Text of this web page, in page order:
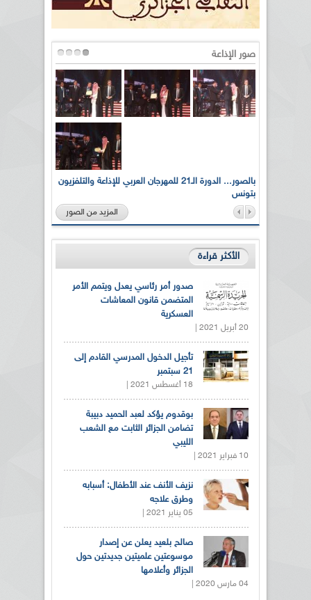
صور الإذاعة
بالصور... الدورة الـ21 للمهرجان العربي للإذاعة والتلفزيون
بتونس
المزيد من الصور
الأكثر قراءة
صدور أمر رئاسي يعدل ويتمم الأمر
المتضمن قانون المعاشات
العسكرية
20 أبريل 2021 |
تأجيل الدخول المدرسي القادم إلى
21 سبتمبر
18 أغسطس 2021 |
بوقدوم يؤكد لعبد الحميد دبيبة
تضامن الجزائر الثابت مع الشعب
الليبي
10 فبراير 2021 |
نزيف الأنف عند الأطفال: أسبابه
وطرق علاجه
05 يناير 2021 |
صالح بلعيد يعلن عن إصدار
موسوعتين علميتين جديدتين حول
الجزائر وأعلامها
04 مارس 2020 |